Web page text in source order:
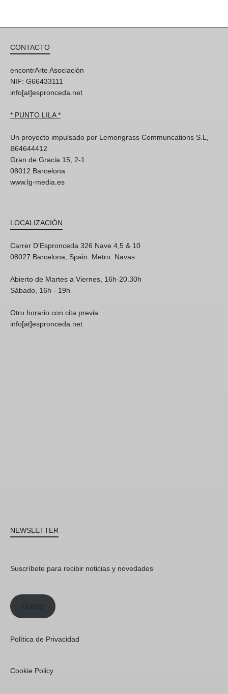
CONTACTO
encontrArte Asociación
NIF: G66433111
info[at]espronceda.net
* PUNTO LILA *
Un proyecto impulsado por Lemongrass Communcations S.L,
B64644412
Gran de Gracia 15, 2-1
08012 Barcelona
www.lg-media.es
LOCALIZACIÓN
Carrer D'Espronceda 326 Nave 4,5 & 10
08027 Barcelona, Spain. Metro: Navas
Abierto de Martes a Viernes, 16h-20.30h
Sábado, 16h - 19h
Otro horario con cita previa
info[at]espronceda.net
NEWSLETTER
Suscríbete para recibir noticias y novedades
Únete
Política de Privacidad
Cookie Policy